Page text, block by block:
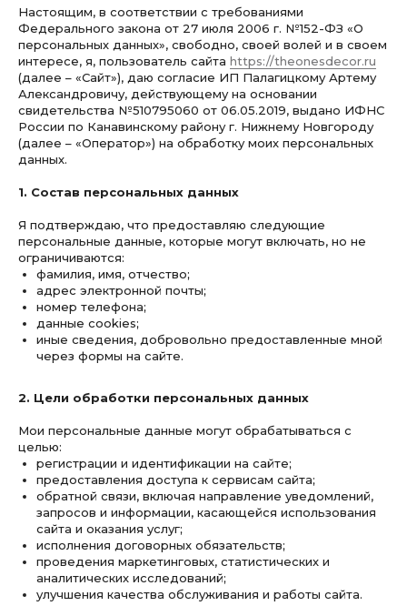
Настоящим, в соответствии с требованиями
Федерального закона от 27 июля 2006 г. №152-ФЗ «О
персональных данных», свободно, своей волей и в своем
интересе, я, пользователь сайта https://theonesdecor.ru
(далее – «Сайт»), даю согласие ИП Палагицкому Артему
Александровичу, действующему на основании
свидетельства №510795060 от 06.05.2019, выдано ИФНС
России по Канавинскому району г. Нижнему Новгороду
(далее – «Оператор») на обработку моих персональных
данных.
1. Состав персональных данных
Я подтверждаю, что предоставляю следующие
персональные данные, которые могут включать, но не
ограничиваются:
фамилия, имя, отчество;
адрес электронной почты;
номер телефона;
данные cookies;
иные сведения, добровольно предоставленные мной
через формы на сайте.
2. Цели обработки персональных данных
Мои персональные данные могут обрабатываться с
целью:
регистрации и идентификации на сайте;
предоставления доступа к сервисам сайта;
обратной связи, включая направление уведомлений,
запросов и информации, касающейся использования
сайта и оказания услуг;
исполнения договорных обязательств;
проведения маркетинговых, статистических и
аналитических исследований;
улучшения качества обслуживания и работы сайта.